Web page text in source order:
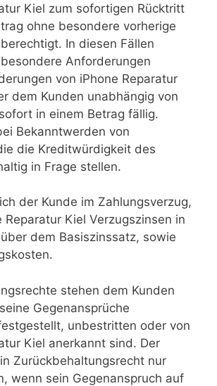
Kiel zum sofortigen Rücktritt
ohne besondere vorherige
In diesen Fällen
Anforderungen
von iPhone Reparatur
dem Kunden unabhängig von
in einem Betrag fällig.
Bekanntwerden von
die Kreditwürdigkeit des
in Frage stellen.
der Kunde im Zahlungsverzug,
Reparatur Kiel Verzugszinsen in
dem Basiszinssatz, sowie
stehen dem Kunden
Gegenansprüche
unbestritten oder von
Kiel anerkannt sind. Der
Zurückbehaltungsrecht nur
wenn sein Gegenanspruch auf